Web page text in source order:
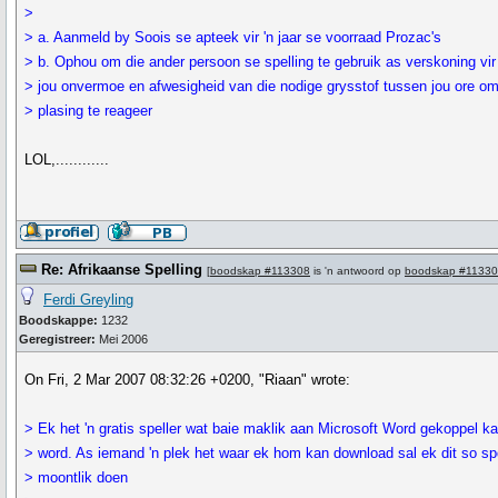
>
> a. Aanmeld by Soois se apteek vir 'n jaar se voorraad Prozac's
> b. Ophou om die ander persoon se spelling te gebruik as verskoning vir
> jou onvermoe en afwesigheid van die nodige grysstof tussen jou ore
> plasing te reageer
LOL,............
Re: Afrikaanse Spelling [boodskap #113308 is 'n antwoord op boodskap
Ferdi Greyling
Boodskappe: 1232
Geregistreer: Mei 2006
On Fri, 2 Mar 2007 08:32:26 +0200, "Riaan" wrote:
> Ek het 'n gratis speller wat baie maklik aan Microsoft Word gekoppel
> word. As iemand 'n plek het waar ek hom kan download sal ek dit so
> moontlik doen